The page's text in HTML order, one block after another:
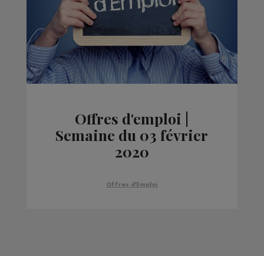
Offres d'emploi |
Semaine du 03 février
2020
Offres d'Emploi